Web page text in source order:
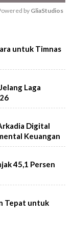
by GliaStudios
untuk Timnas
Laga
Digital
Keuangan
45,1 Persen
Tepat untuk